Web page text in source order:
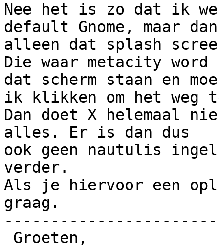
Nee het is zo dat ik
default Gnome, maar
alleen dat splash
Die waar metacity
dat scherm staan en
ik klikken om het weg
Dan doet X helemaal
alles. Er is dan dus
ook geen nautulis
verder.
Als je hiervoor een
graag.